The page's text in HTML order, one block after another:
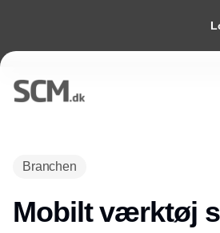
Branchen
Mobilt værktøj